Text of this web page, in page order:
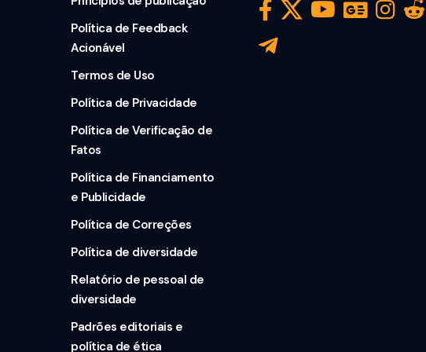
Política de Feedback
Acionável
Termos de Uso
Política de Privacidade
Política de Verificação de
Fatos
Política de Financiamento
e Publicidade
Política de Correções
Política de diversidade
Relatório de pessoal de
diversidade
Padrões editoriais e
política de ética